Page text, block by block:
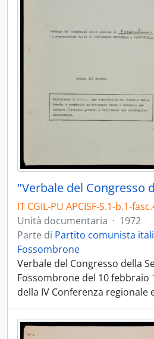
IT CGIL-PU APCISF-S.1-b.1-
Unità documentaria · 1972
Parte di Partito comunista
Fossombrone
Verbale del Congresso della
Fossombrone del 10 febbraio
della IV Conferenza regionale